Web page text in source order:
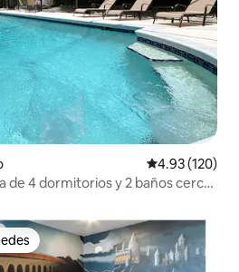
Calificación
4.93 (120)
de 4 dormitorios y 2 baños cerca
preferido